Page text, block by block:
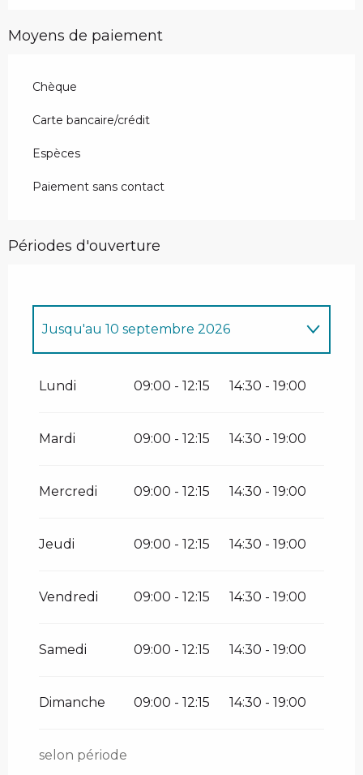
Moyens de paiement
Chèque
Carte bancaire/crédit
Espèces
Paiement sans contact
Périodes d'ouverture
Jusqu'au 10 septembre 2026
1 décembre 2026
Lundi 09:00 - 12:15 14:30 - 19:00
Mardi 09:00 - 12:15 14:30 - 19:00
Mercredi 09:00 - 12:15 14:30 - 19:00
Jeudi 09:00 - 12:15 14:30 - 19:00
Vendredi 09:00 - 12:15 14:30 - 19:00
Samedi 09:00 - 12:15 14:30 - 19:00
Dimanche 09:00 - 12:15 14:30 - 19:00
selon période